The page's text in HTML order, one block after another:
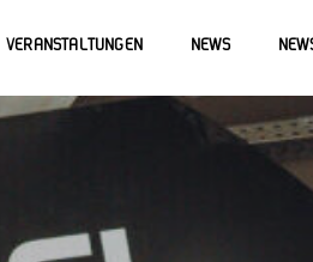
VERANSTALTUNGEN NEWS